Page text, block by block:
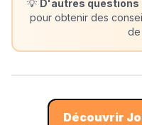
💡 D'autres questions
pour obtenir des
de
Découvrir